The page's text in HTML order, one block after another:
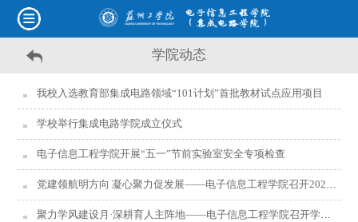
学院动态
我校入选教育部集成电路领域“101计划”首批教材试点应用项目
学校举行集成电路学院成立仪式
电子信息工程学院开展“五一”节前实验室安全专项检查
党建领航明方向 凝心聚力促发展——电子信息工程学院召开2026年上半年党建工作研讨会议
聚力学风建设月·深耕育人主阵地——电子信息工程学院召开学风建设专题座谈会